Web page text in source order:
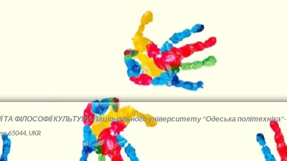
ФІЛОСОФІЇ КУЛЬТУРИ Національного університету "Одеська політехніка"-
65044, UKR